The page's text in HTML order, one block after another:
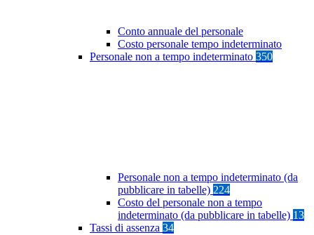
Conto annuale del personale
Costo personale tempo indeterminato
Personale non a tempo indeterminato 350
Personale non a tempo indeterminato (da
pubblicare in tabelle) 224
Costo del personale non a tempo
indeterminato (da pubblicare in tabelle) 13
Tassi di assenza 34